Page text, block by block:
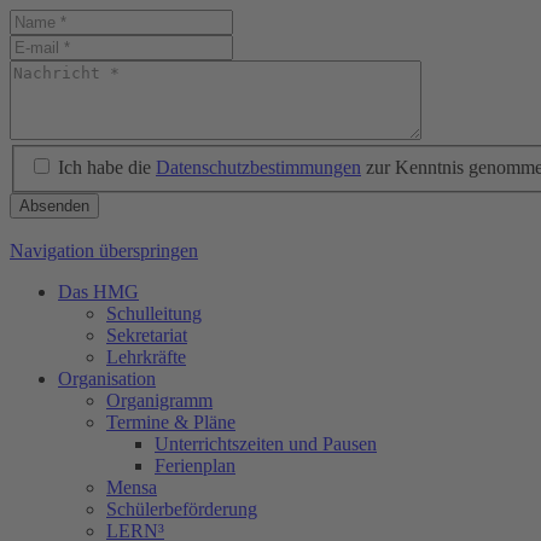
Ich habe die Datenschutzbestimmungen zur Kenntnis
Absenden
Navigation überspringen
Das HMG
Schulleitung
Sekretariat
Lehrkräfte
Organisation
Organigramm
Termine & Pläne
Unterrichtszeiten und Pausen
Ferienplan
Mensa
Schülerbeförderung
LERN³